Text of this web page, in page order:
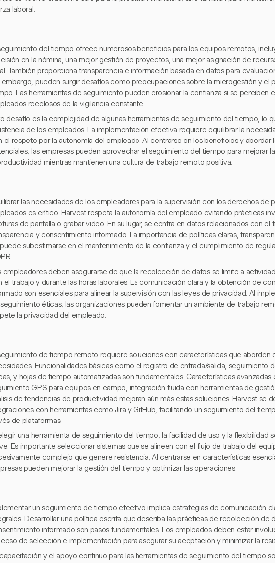
laboral.
del tiempo ofrece numerosos beneficios para los equipos remotos,
en la nómina, una mejor gestión de proyectos, una mejor asignación de
También proporciona transparencia e información basada en datos para
embargo, pueden surgir desafíos como preocupaciones sobre la microgestión y el
Las herramientas de seguimiento pueden erosionar la confianza si se perciben
recelosos de la vigilancia constante.
desafío es la complejidad de algunas herramientas de seguimiento del tiempo, lo
de los empleados. La implementación efectiva requiere equilibrar la
el respeto por la autonomía del empleado. Al centrarse en los beneficios y abordar
las empresas pueden aprovechar el seguimiento del tiempo para mejorar
mientras mantienen una cultura de trabajo remoto positiva.
las necesidades de los empleadores para la supervisión con los derechos de
es crítico. Harvest respeta la autonomía del empleado evitando prácticas
de pantalla o grabar video. En su lugar, se centra en datos relacionados con el
y consentimiento informado. La importancia de políticas claras,
subestimarse en el mantenimiento de la confianza y el cumplimiento de
empleadores deben asegurarse de que la recolección de datos se limite a
el trabajo y durante las horas laborales. La comunicación clara y la obtención de
son esenciales para alinear la supervisión con las leyes de privacidad. Al
éticas, las organizaciones pueden fomentar un ambiente de trabajo
la privacidad del empleado.
de tiempo remoto requiere soluciones con características que aborden
Funcionalidades básicas como el registro de entrada/salida, seguimiento
y hojas de tiempo automatizadas son fundamentales. Características avanzadas
GPS para equipos en campo, integración fluida con herramientas de
de tendencias de productividad mejoran aún más estas soluciones. Harvest se
con herramientas como Jira y GitHub, facilitando un seguimiento del
de plataformas.
una herramienta de seguimiento del tiempo, la facilidad de uso y la flexibilidad
Es importante seleccionar sistemas que se alineen con el flujo de trabajo del
complejo que genere resistencia. Al centrarse en características
pueden mejorar la gestión del tiempo y optimizar las operaciones.
un seguimiento de tiempo efectivo implica estrategias de comunicación
Desarrollar una política escrita que describa las prácticas de recolección de
informado son pasos fundamentales. Los empleados deben estar
de selección e implementación para asegurar su aceptación y minimizar la
y el apoyo continuo para las herramientas de seguimiento del tiempo